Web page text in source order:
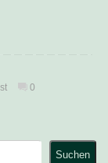
0
Suchen